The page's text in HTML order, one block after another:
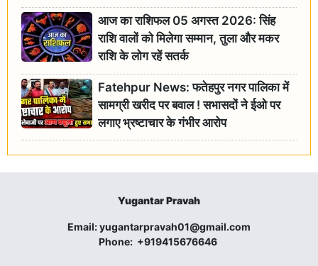
आज का राशिफल 05 अगस्त 2026: सिंह
राशि वालों को मिलेगा सम्मान, तुला और मकर
राशि के लोग रहें सतर्क
Fatehpur News: फतेहपुर नगर पालिका में
सामग्री खरीद पर बवाल ! सभासदों ने ईओ पर
लगाए भ्रष्टाचार के गंभीर आरोप
Yugantar Pravah
Email:yugantarpravah01@gmail.com
Phone: +919415676646